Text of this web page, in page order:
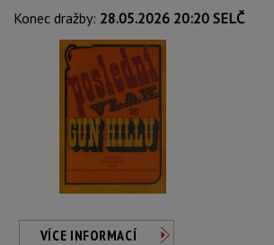
Konec dražby: 28.05.2026 20:20 SELČ
VÍCE INFORMACÍ